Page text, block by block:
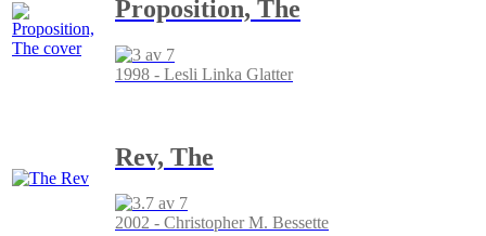
Proposition, The
1998 - Lesli Linka Glatter
Rev, The
2002 - Christopher M. Bessette